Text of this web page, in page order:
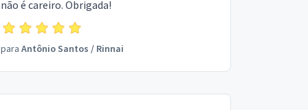
não é careiro. Obrigada!
para Antônio Santos / Rinnai